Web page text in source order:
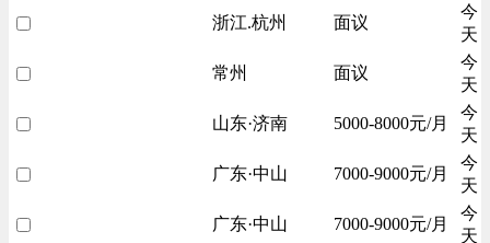
浙江.杭州 面议
今
天
常州 面议
今
天
山东·济南 5000-8000元/月
今
天
广东·中山 7000-9000元/月
今
天
广东·中山 7000-9000元/月
今
天